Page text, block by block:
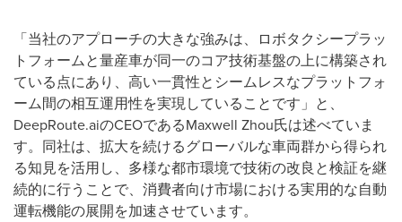
「当社のアプローチの大きな強みは、ロボタクシープラッ
トフォームと量産車が同一のコア技術基盤の上に構築され
ている点にあり、高い一貫性とシームレスなプラットフォ
ーム間の相互運用性を実現していることです」と、
DeepRoute.aiのCEOであるMaxwell Zhou氏は述べていま
す。同社は、拡大を続けるグローバルな車両群から得られ
る知見を活用し、多様な都市環境で技術の改良と検証を継
続的に行うことで、消費者向け市場における実用的な自動
運転機能の展開を加速させています。